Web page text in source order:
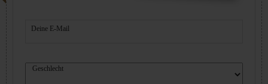
Deine E-Mail
Geschlecht